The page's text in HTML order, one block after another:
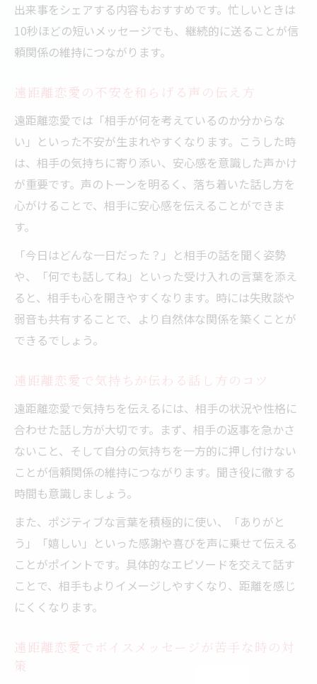
出来事をシェアする内容もおすすめです。忙しいときは
10秒ほどの短いメッセージでも、継続的に送ることが信
頼関係の維持につながります。
遠距離恋愛の不安を和らげる声の伝え方
遠距離恋愛では「相手が何を考えているのか分からな
い」といった不安が生まれやすくなります。こうした時
は、相手の気持ちに寄り添い、安心感を意識した声かけ
が重要です。声のトーンを明るく、落ち着いた話し方を
心がけることで、相手に安心感を伝えることができま
す。
「今日はどんな一日だった？」と相手の話を聞く姿勢
や、「何でも話してね」といった受け入れの言葉を添え
ると、相手も心を開きやすくなります。時には失敗談や
弱音も共有することで、より自然体な関係を築くことが
できるでしょう。
遠距離恋愛で気持ちが伝わる話し方のコツ
遠距離恋愛で気持ちを伝えるには、相手の状況や性格に
合わせた話し方が大切です。まず、相手の返事を急かさ
ないこと、そして自分の気持ちを一方的に押し付けない
ことが信頼関係の維持につながります。聞き役に徹する
時間も意識しましょう。
また、ポジティブな言葉を積極的に使い、「ありがと
う」「嬉しい」といった感謝や喜びを声に乗せて伝える
ことがポイントです。具体的なエピソードを交えて話す
ことで、相手もよりイメージしやすくなり、距離を感じ
にくくなります。
遠距離恋愛でボイスメッセージが苦手な時の対
策